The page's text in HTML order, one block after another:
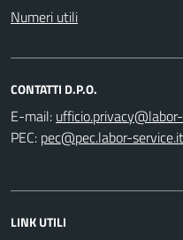
Numeri utili
CONTATTI D.P.O.
E-mail:
PEC:
LINK UTILI